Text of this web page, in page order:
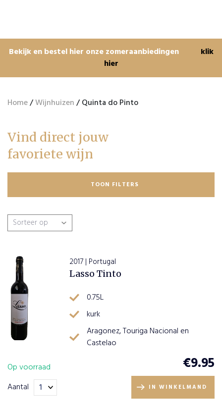
Bekijk en bestel hier onze zomeraanbiedingen
klik
hier
Home/Wijnhuizen/ Quinta do Pinto
Vind direct jouw
favoriete wijn
TOON FILTERS
Zoeken
Wijnsoort
Rode wijn
Wijnhuizen
Quinta do Pinto (1)
Wijn en Spijs
Kalfsvlees
varkensvlees
Landen
Portugal
Regio
Lisboa (1)
2017 | Portugal
Lasso Tinto
0.75L
kurk
Aragonez, Touriga Nacional en
Castelao
Op voorraad
€9.95
Aantal IN WINKELMAND